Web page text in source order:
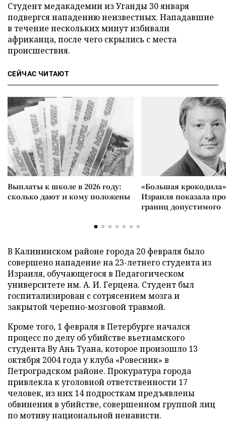
Студент медакадемии из Уганды 30 января
подвергся нападению неизвестных. Нападавшие
в течение нескольких минут избивали
африканца, после чего скрылись с места
происшествия.
СЕЙЧАС ЧИТАЮТ
Выплаты к школе в 2026 году:
сколько дают и кому положены
«Большая
Израиля показала
границ допустимого
В Калининском районе города 20 февраля было
совершено нападение на 23-летнего студента из
Израиля, обучающегося в Педагогическом
университете им. А. И. Герцена. Студент был
госпитализирован с сотрясением мозга и
закрытой черепно-мозговой травмой.
Кроме того, 1 февраля в Петербурге начался
процесс по делу об убийстве вьетнамского
студента Ву Ань Туана, которое произошло 13
октября 2004 года у клуба «Ровесник» в
Петроградском районе. Прокуратура города
привлекла к уголовной ответственности 17
человек, из них 14 подросткам предъявлены
обвинения в убийстве, совершенном группой лиц
по мотиву национальной ненависти.